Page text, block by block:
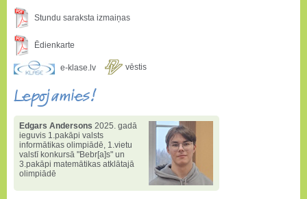
Stundu saraksta izmaiņas
Ēdienkarte
e-klase.lv vēstis
Lepojamies!
Edgars Andersons 2025. gadā
ieguvis 1.pakāpi valsts
informātikas olimpiādē, 1.vietu
valstī konkursā "Bebr[a]s" un
3.pakāpi matemātikas atklātajā
olimpiādē